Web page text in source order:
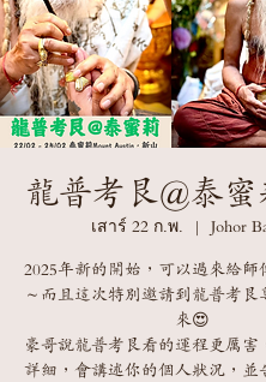
龍普考艮@泰
เสาร์ 22 ก.พ.
  |
Johor
2025年新的開始，可以過來給師
～而且這次特別邀請到龍普考艮
來😍
豪哥說龍普考艮看的運程更厲害
詳細，會講述你的個人狀況，並